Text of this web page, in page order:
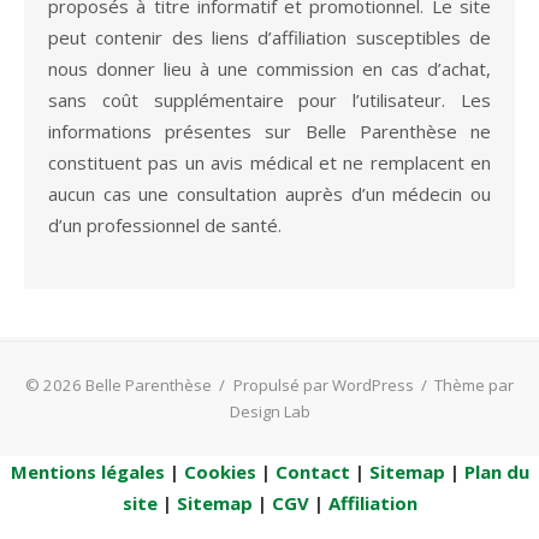
proposés à titre informatif et promotionnel. Le site
peut contenir des liens d’affiliation susceptibles de
nous donner lieu à une commission en cas d’achat,
sans coût supplémentaire pour l’utilisateur. Les
informations présentes sur Belle Parenthèse ne
constituent pas un avis médical et ne remplacent en
aucun cas une consultation auprès d’un médecin ou
d’un professionnel de santé.
© 2026 Belle Parenthèse / Propulsé par WordPress / Thème par
Design Lab
Mentions légales | Cookies | Contact | Sitemap | Plan du
site| Sitemap | CGV| Affiliation